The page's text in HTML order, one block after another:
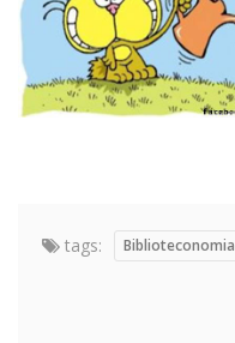
tags: Biblioteconomia